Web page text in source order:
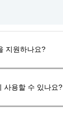
지원하나요?
사용할 수 있나요?